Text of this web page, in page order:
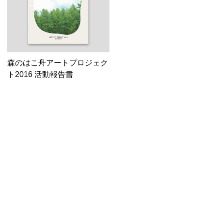
森のはこ舟アートプロジェク
ト2016 活動報告書